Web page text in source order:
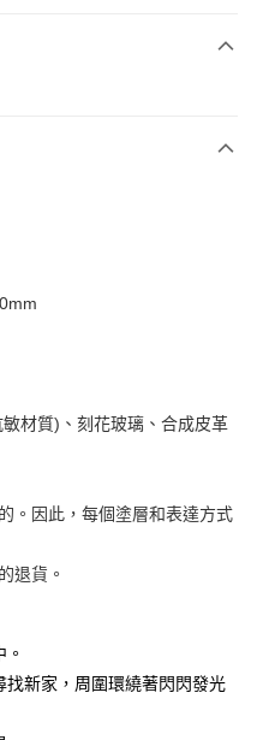
運費
材質)、刻花玻璃、合成皮革
。因此，每個塗層和表達方式
退貨。
新家，周圍環繞著閃閃發光